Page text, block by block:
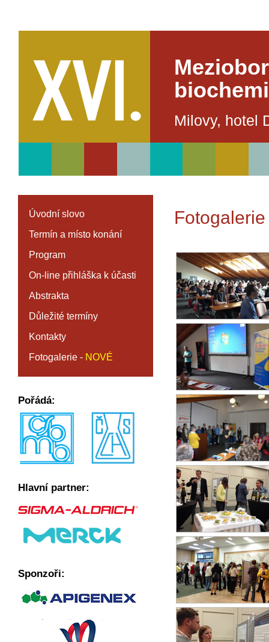
Milovy, hotel
Úvodní slovo
Termín a místo konání
Program
On-line přihláška k účasti
Abstrakta
Důležité termíny
Kontakty
Fotogalerie - NOVÉ
Pořádá:
Hlavní partner:
Sponzoři:
Fotogalerie